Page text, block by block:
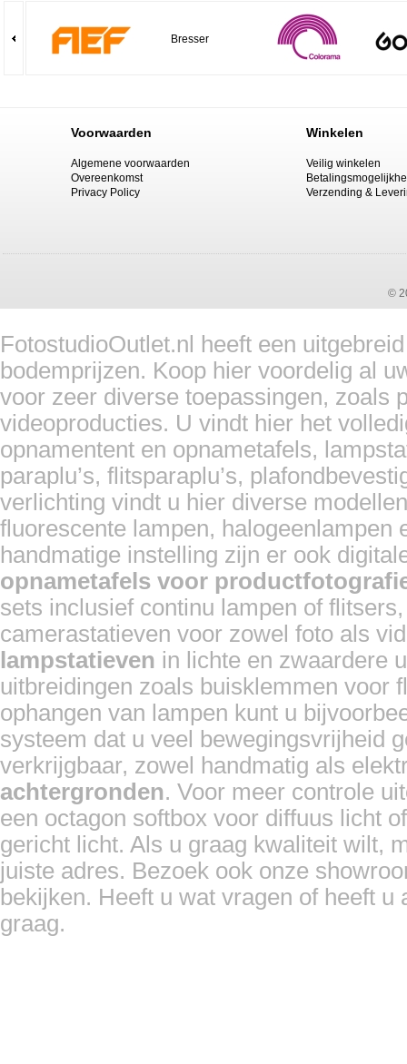
Bresser
Voorwaarden Winkelen
Algemene voorwaarden
Overeenkomst
Privacy Policy
Veilig winkelen
Verzending &
©
FotostudioOutlet.nl heeft een
bodemprijzen. Koop hier voordelig al
voor zeer diverse toepassingen, zoals
videoproducties. U vindt hier het
opnamentent en opnametafels,
paraplu’s, flitsparaplu’s,
verlichting vindt u hier diverse
fluorescente lampen,
handmatige instelling zijn er ook
opnametafels voor
sets inclusief continu lampen of
camerastatieven voor zowel foto als
lampstatieven in lichte en zwaardere
uitbreidingen zoals buisklemmen voor
ophangen van lampen kunt u
systeem dat u veel bewegingsvrijheid
verkrijgbaar, zowel handmatig als
achtergronden. Voor meer controle
een octagon softbox voor diffuus licht
gericht licht. Als u graag kwaliteit wilt,
juiste adres. Bezoek ook onze
bekijken. Heeft u wat vragen of heeft
graag.